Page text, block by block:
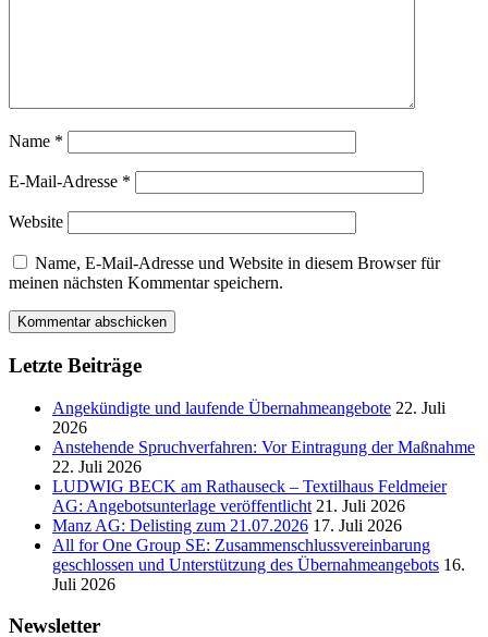
Name *
E-Mail-Adresse *
Website
Name, E-Mail-Adresse und Website in diesem Browser für
meinen nächsten Kommentar speichern.
Haupt-
Sidebar
Letzte Beiträge
Angekündigte und laufende Übernahmeangebote 22. Juli
2026
Anstehende Spruchverfahren: Vor Eintragung der Maßnahme
22. Juli 2026
LUDWIG BECK am Rathauseck – Textilhaus Feldmeier
AG: Angebotsunterlage veröffentlicht 21. Juli 2026
Manz AG: Delisting zum 21.07.2026 17. Juli 2026
All for One Group SE: Zusammenschlussvereinbarung
geschlossen und Unterstützung des Übernahmeangebots 16.
Juli 2026
Newsletter